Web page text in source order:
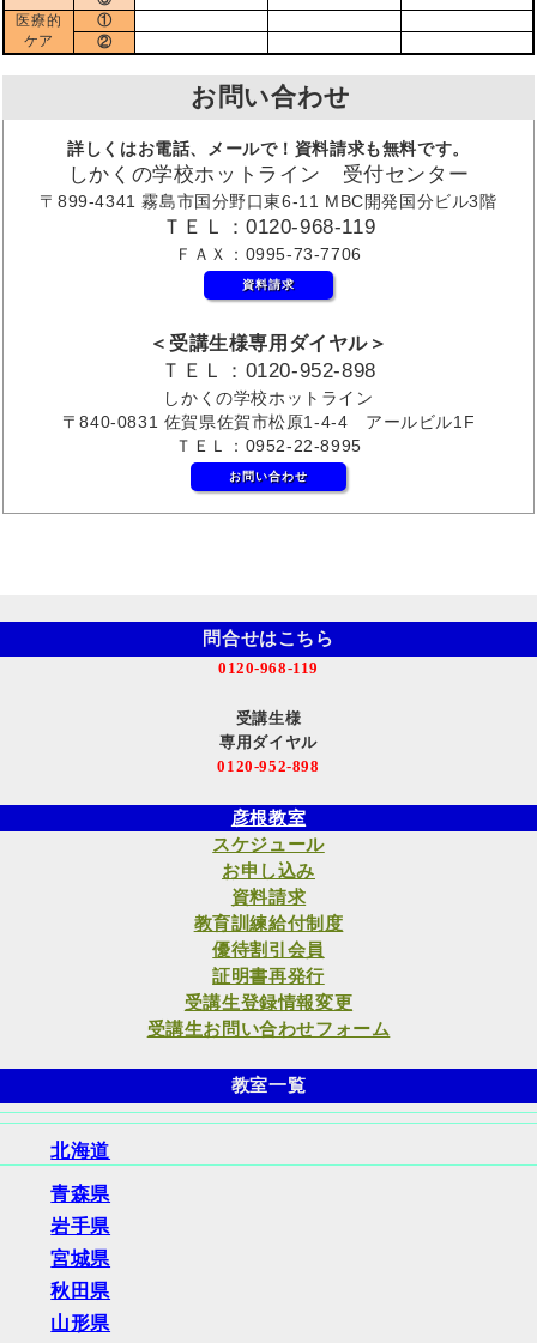
医療的
ケア
①
②
お問い合わせ
詳しくはお電話、メールで！資料請求も無料です。
しかくの学校ホットライン 受付センター
〒899-4341 霧島市国分野口東6-11 MBC開発国分ビル3階
ＴＥＬ：0120-968-119
ＦＡＸ：0995-73-7706
資料請求
＜受講生様専用ダイヤル＞
ＴＥＬ：0120-952-898
しかくの学校ホットライン
〒840-0831 佐賀県佐賀市松原1-4-4 アールビル1F
ＴＥＬ：0952-22-8995
お問い合わせ
問合せはこちら
0120-968-119
受講生様
専用ダイヤル
0120-952-898
彦根教室
スケジュール
お申し込み
資料請求
教育訓練給付制度
優待割引会員
証明書再発行
受講生登録情報変更
受講生お問い合わせフォーム
教室一覧
北海道
青森県
岩手県
宮城県
秋田県
山形県